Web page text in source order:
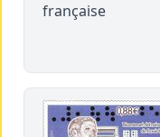
française